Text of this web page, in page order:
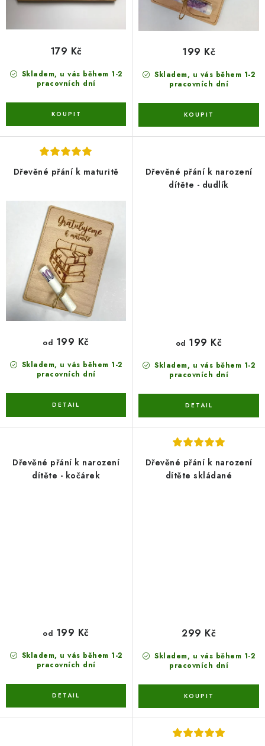
Skladem, u vás během 1-2
pracovních dní
179 Kč
Skladem, u vás během 1-2
pracovních dní
199 Kč
Dřevěné přání k maturitě
Skladem, u vás během 1-2
pracovních dní
od 199 Kč
Dřevěné přání k narození
dítěte - dudlík
Skladem, u vás během 1-2
pracovních dní
od 199 Kč
Dřevěné přání k narození
dítěte - kočárek
Skladem, u vás během 1-2
pracovních dní
od 199 Kč
Dřevěné přání k narození
dítěte skládané
Skladem, u vás během 1-2
pracovních dní
299 Kč